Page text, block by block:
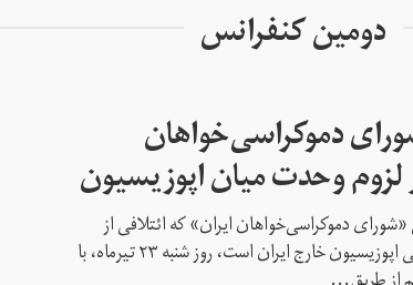
دومین کنفرانس
دموکراسی‌خواهان
لزوم وحدت میان اپوزیسیون
دموکراسی‌خواهان ایران» كه ائتلافی از
گروه‌های سیاسی اپوزیسیون خارج ایران است، روز شنبه ۲۳ تیرماه، با